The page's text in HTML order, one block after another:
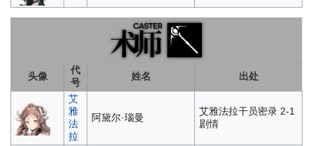
头像
代
号
姓名
出处
艾
雅
法
拉
阿黛尔·瑙曼
艾雅法拉干员密录 2-1
剧情